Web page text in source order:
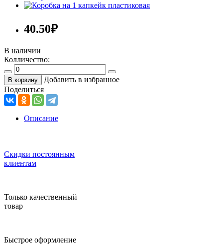
40.50₽
В наличии
Колличество:
В корзину
Добавить в избранное
Поделиться
Описание
Скидки постоянным
клиентам
Только качественный
товар
Быстрое оформление